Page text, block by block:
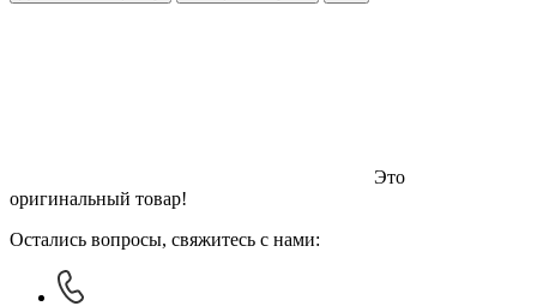
Это
оригинальный товар!
Остались вопросы, свяжитесь с нами: